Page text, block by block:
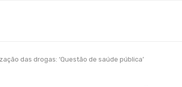
das drogas: ‘Questão de saúde pública’